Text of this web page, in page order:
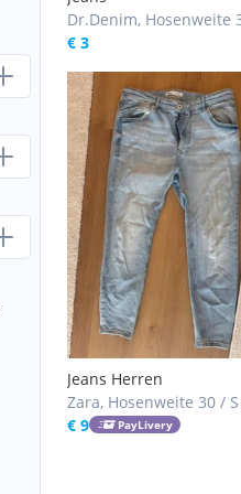
Dr.Denim, Hosenweite
€ 3
Jeans Herren
Zara, Hosenweite 30 / S
€ 9
PayLivery